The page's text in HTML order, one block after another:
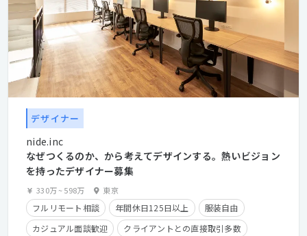
デザイナー
nide.inc
なぜつくるのか、から考えてデザインする。熱いビジョン
を持ったデザイナー募集
330万~598万 東京
フルリモート相談 年間休日125日以上
服装自由
カジュアル面談歓迎
クライアントとの直接取引多数